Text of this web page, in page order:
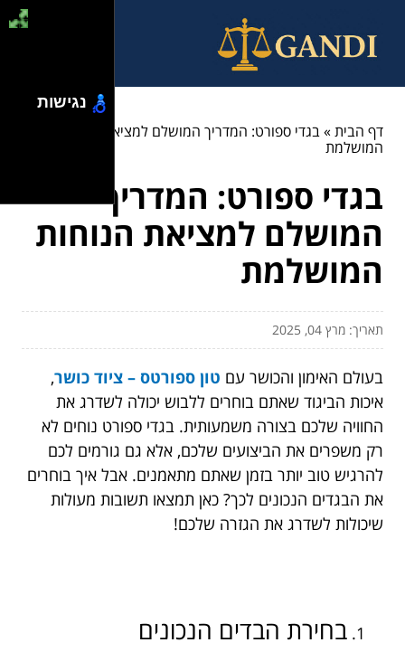
דף הבית»בגדי ספורט: המדריך המושלם למציאת הנוחות
המושלמת
בגדי ספורט: המדריך
המושלם למציאת הנוחות
המושלמת
תאריך: מרץ 04, 2025
בעולם האימון והכושר עם טון ספורטס – ציוד כושר,
איכות הביגוד שאתם בוחרים ללבוש יכולה לשדרג את
החוויה שלכם בצורה משמעותית. בגדי ספורט נוחים לא
רק משפרים את הביצועים שלכם, אלא גם גורמים לכם
להרגיש טוב יותר בזמן שאתם מתאמנים. אבל איך בוחרים
את הבגדים הנכונים לכך? כאן תמצאו תשובות מעולות
שיכולות לשדרג את הגזרה שלכם!
בחירת הבדים הנכונים
נגישות